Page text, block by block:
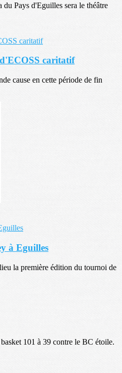
du Pays d'Eguilles sera le théâtre
caritatif
cause en cette période de fin
à Eguilles
la première édition du tournoi de
101 à 39 contre le BC étoile.